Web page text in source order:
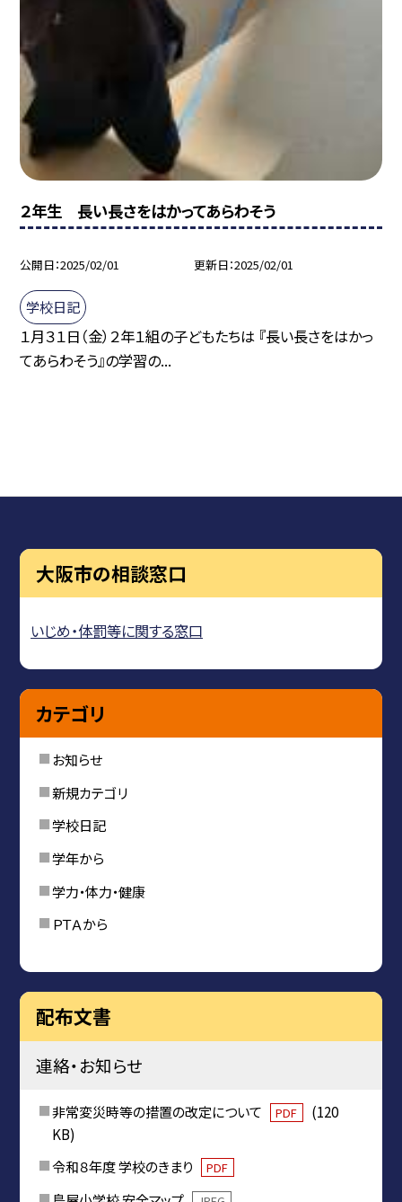
２年生 長い長さをはかってあらわそう
公開日 2025/02/01 更新日 2025/02/01
学校日記
１月３１日（金）２年１組の子どもたちは 『長い長さをはかっ
てあらわそう』の学習の...
大阪市の相談窓口
いじめ・体罰等に関する窓口
カテゴリ
お知らせ
新規カテゴリ
学校日記
学年から
学力・体力・健康
ＰＴＡから
配布文書
連絡・お知らせ
非常変災時等の措置の改定について PDF
(120
KB)
令和８年度 学校のきまり
PDF